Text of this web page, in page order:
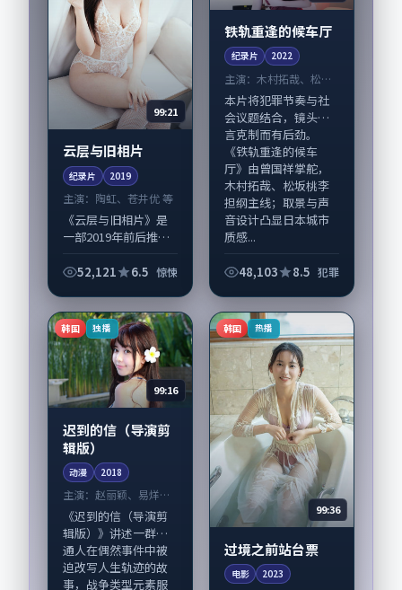
99:21
云层与旧相片
纪录片 2019
主演： 陶虹、苍井优 等
《云层与旧相片》是
一部2019年前后推出
李沧东执导，陶虹、
重要戏份。故事围绕
当代都市中的抉...
52,121 6.5 惊悚
铁轨重逢的候车厅
纪录片 2022
主演：木村拓哉、松坂
桃李 等
本片将犯罪节奏与社
会议题结合，镜头语
言克制而有后劲。
《铁轨重逢的候车
厅》由曾国祥掌舵，
木村拓哉、松坂桃李
担纲主线；取景与声
音设计凸显日本城市
质感...
48,103 8.5 犯罪
韩国 独播
99:16
迟到的信（导演剪
辑版）
动漫 2018
主演： 赵丽颖、易烊千
玺 等
《迟到的信（导演剪
辑版）》讲述一群普
通人在偶然事件中被
迫改写人生轨迹的故
事，战争类型元素服
韩国 热播
99:36
过境之前站台票
电影 2023